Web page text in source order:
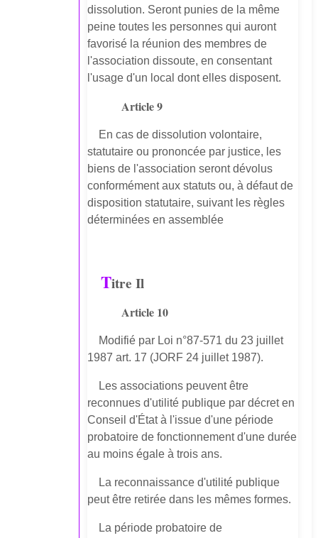
dissolution. Seront punies de la même
peine toutes les personnes qui auront
favorisé la réunion des membres de
l'association dissoute, en consentant
l'usage d'un local dont elles disposent.
Article 9
En cas de dissolution volontaire,
statutaire ou prononcée par justice, les
biens de l'association seront dévolus
conformément aux statuts ou, à défaut de
disposition statutaire, suivant les règles
déterminées en assemblée
Titre Il
Article 10
Modifié par Loi n°87-571 du 23 juillet
1987 art. 17 (JORF 24 juillet 1987).
Les associations peuvent être
reconnues d'utilité publique par décret en
Conseil d'État à l'issue d'une période
probatoire de fonctionnement d'une durée
au moins égale à trois ans.
La reconnaissance d'utilité publique
peut être retirée dans les mêmes formes.
La période probatoire de